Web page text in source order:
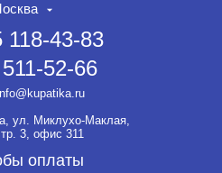
118-43-83
52-66
ул. Миклухо-Маклая,
3, офис 311
оплаты